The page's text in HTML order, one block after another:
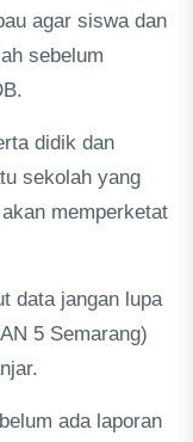
agar siswa dan
sebelum
didik dan
sekolah yang
memperketat
data jangan lupa
5 Semarang)
ada laporan